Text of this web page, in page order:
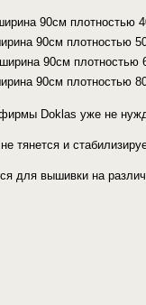
90см плотностью
90см плотностью
90см плотностью
90см плотностью
Doklas уже не
и
для вышивки на